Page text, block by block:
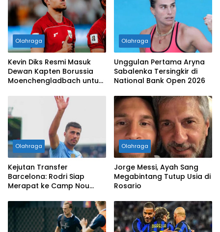
Olahraga
Kevin Diks Resmi Masuk
Dewan Kapten Borussia
Moenchengladbach untuk
Olahraga
Unggulan Pertama Aryna
Sabalenka Tersingkir di
National Bank Open 2026
Olahraga
Kejutan Transfer
Barcelona: Rodri Siap
Merapat ke Camp Nou
Olahraga
Jorge Messi, Ayah Sang
Megabintang Tutup Usia di
Rosario